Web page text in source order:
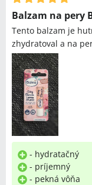
Balzam na pery
Tento balzam je
zhydratoval a na
- hydratačný
- príjemný
- pekná vôňa